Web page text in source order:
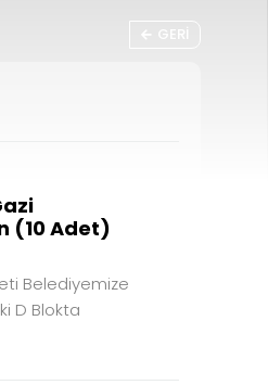
GERI
(10 Adet)
Belediyemize
D Blokta